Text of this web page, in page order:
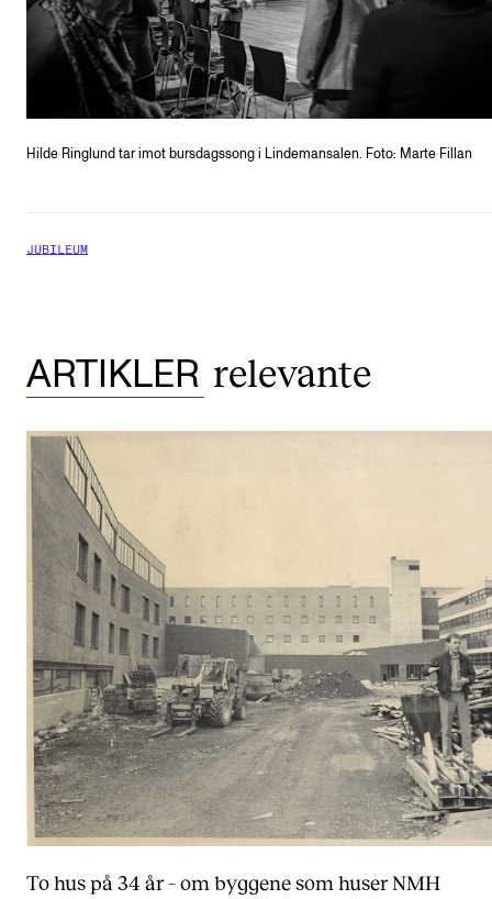
Hilde Ringlund tar imot bursdagssong i Lindemansalen. Foto: Marte Fillan
JUBILEUM
ARTIKLER relevante
To hus på 34 år – om byggene som huser NMH